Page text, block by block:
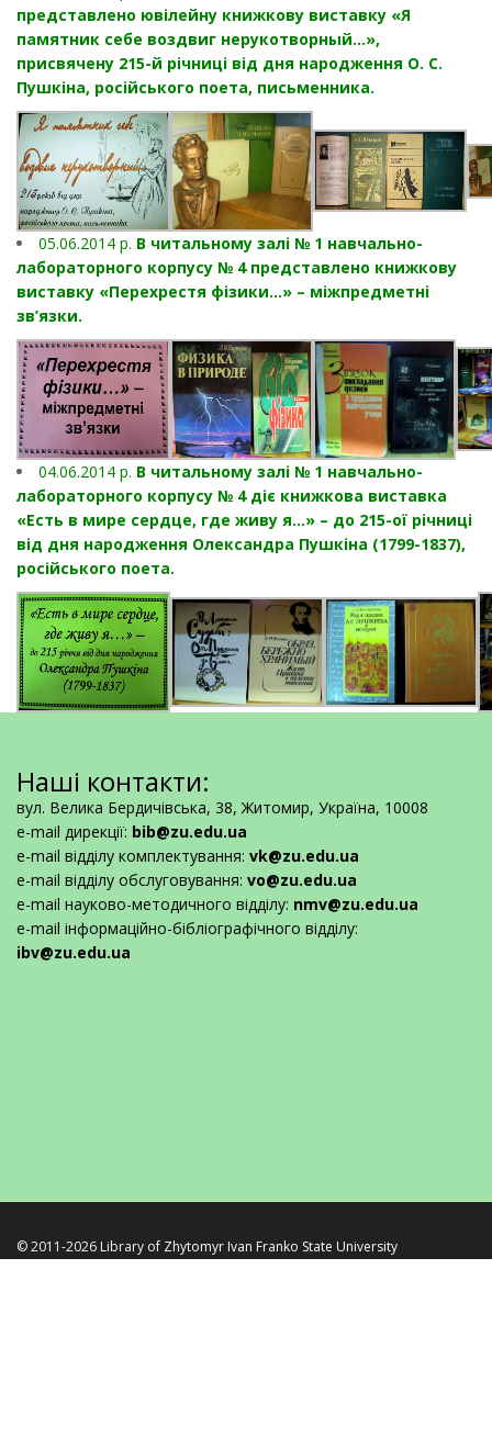
представлено ювілейну книжкову виставку «Я
памятник себе воздвиг нерукотворный…»,
присвячену 215-й річниці від дня народження О. С.
Пушкіна, російського поета, письменника.
05.06.2014 р. В читальному залі № 1 навчально-
лабораторного корпусу № 4 представлено книжкову
виставку «Перехрестя фізики…» – міжпредметні
зв’язки.
04.06.2014 р. В читальному залі № 1 навчально-
лабораторного корпусу № 4 діє книжкова виставка
«Есть в мире сердце, где живу я…» – до 215-ої річниці
від дня народження Олександра Пушкіна (1799-1837),
російського поета.
Наші контакти:
вул. Велика Бердичівська, 38, Житомир, Україна, 10008
e-mail дирекції: bib@zu.edu.ua
e-mail відділу комплектування: vk@zu.edu.ua
e-mail відділу обслуговування: vo@zu.edu.ua
e-mail науково-методичного відділу: nmv@zu.edu.ua
e-mail інформаційно-бібліографічного відділу:
ibv@zu.edu.ua
© 2011-2026 Library of Zhytomyr Ivan Franko State University